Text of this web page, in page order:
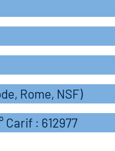
Rome, NSF)
Carif : 612977